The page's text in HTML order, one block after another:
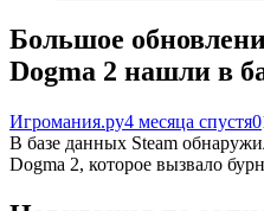
Большое
Dogma 2 нашли в
Игромания.ру4 месяца спустя0
В базе данных Steam
Dogma 2, которое вызвало